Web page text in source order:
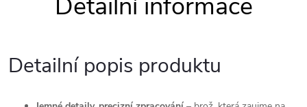
Detailní popis produktu